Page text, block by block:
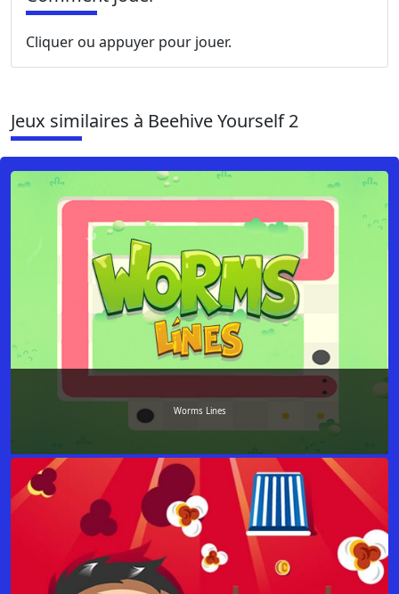
Cliquer ou appuyer pour jouer.
Jeux similaires à Beehive Yourself 2
Worms Lines